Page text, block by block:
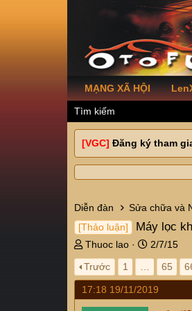
MẠNG XÃ HỘI
Tìm kiếm
[VGC] Đăng ký tham
Diễn đàn Sửa chữa và
[Thảo luận] Máy lọc
T
h
r
e
a
Thuoc lao
N
g
y
g
2/7/15
Trước
1 65
17:18 19/11/2019